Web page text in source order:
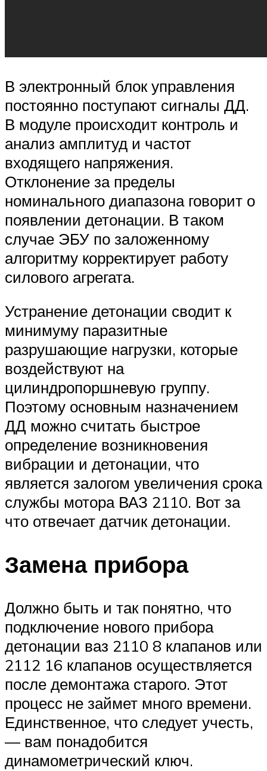
В электронный блок управления
постоянно поступают сигналы ДД.
В модуле происходит контроль и
анализ амплитуд и частот
входящего напряжения.
Отклонение за пределы
номинального диапазона говорит о
появлении детонации. В таком
случае ЭБУ по заложенному
алгоритму корректирует работу
силового агрегата.
Устранение детонации сводит к
минимуму паразитные
разрушающие нагрузки, которые
воздействуют на
цилиндропоршневую группу.
Поэтому основным назначением
ДД можно считать быстрое
определение возникновения
вибрации и детонации, что
является залогом увеличения срока
службы мотора ВАЗ 2110. Вот за
что отвечает датчик детонации.
Замена прибора
Должно быть и так понятно, что
подключение нового прибора
детонации ваз 2110 8 клапанов или
2112 16 клапанов осуществляется
после демонтажа старого. Этот
процесс не займет много времени.
Единственное, что следует учесть,
— вам понадобится
динамометрический ключ.